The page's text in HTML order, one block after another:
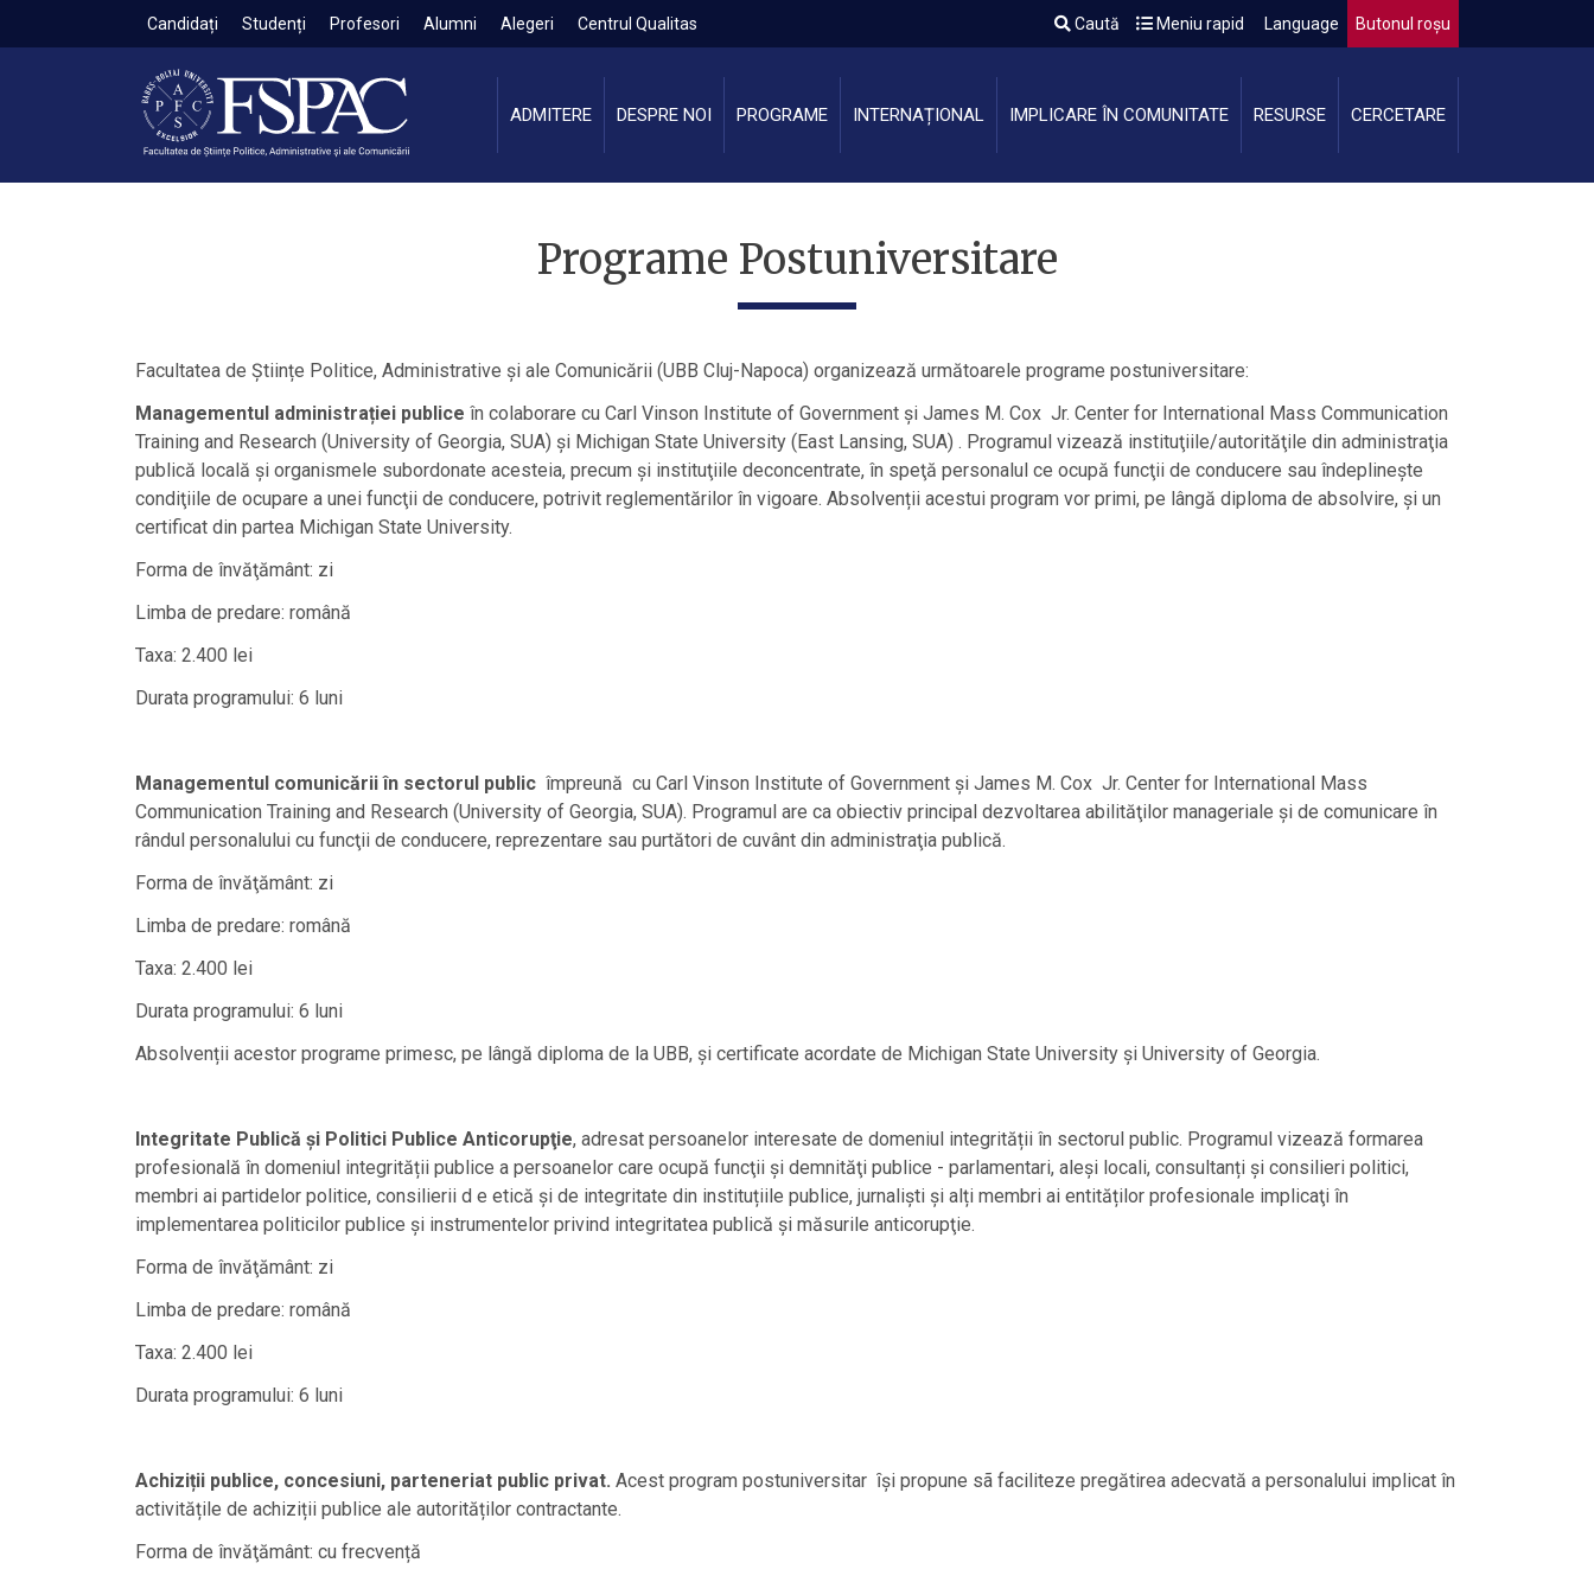
Candidați Studenți Profesori Alumni Alegeri Centrul Qualitas Caută Meniu rapid Language Butonul roșu
ADMITERE DESPRE NOI PROGRAME INTERNAȚIONAL IMPLICARE ÎN COMUNITATE RESURSE CERCETARE
Programe Postuniversitare
Facultatea de Științe Politice, Administrative și ale Comunicării (UBB Cluj-Napoca) organizează următoarele programe postuniversitare:
Managementul administrației publice în colaborare cu Carl Vinson Institute of Government și James M. Cox Jr. Center for International Mass Communication
Training and Research (University of Georgia, SUA) și Michigan State University (East Lansing, SUA) . Programul vizează instituţiile/autorităţile din administraţia
publică locală şi organismele subordonate acesteia, precum şi instituţiile deconcentrate, în speţă personalul ce ocupă funcţii de conducere sau îndeplineşte
condiţiile de ocupare a unei funcţii de conducere, potrivit reglementărilor în vigoare. Absolvenții acestui program vor primi, pe lângă diploma de absolvire, și un
certificat din partea Michigan State University.
Forma de învăţământ: zi
Limba de predare: română
Taxa: 2.400 lei
Durata programului: 6 luni
Managementul comunicării în sectorul public împreună cu Carl Vinson Institute of Government și James M. Cox Jr. Center for International Mass
Communication Training and Research (University of Georgia, SUA). Programul are ca obiectiv principal dezvoltarea abilităţilor manageriale și de comunicare în
rândul personalului cu funcţii de conducere, reprezentare sau purtători de cuvânt din administraţia publică.
Forma de învăţământ: zi
Limba de predare: română
Taxa: 2.400 lei
Durata programului: 6 luni
Absolvenții acestor programe primesc, pe lângă diploma de la UBB, și certificate acordate de Michigan State University și University of Georgia.
Integritate Publică şi Politici Publice Anticorupţie, adresat persoanelor interesate de domeniul integrității în sectorul public. Programul vizează formarea
profesională în domeniul integrității publice a persoanelor care ocupă funcţii şi demnităţi publice - parlamentari, aleşi locali, consultanți și consilieri politici,
membri ai partidelor politice, consilierii d e etică și de integritate din instituțiile publice, jurnaliști și alți membri ai entităților profesionale implicaţi în
implementarea politicilor publice și instrumentelor privind integritatea publică şi măsurile anticorupţie.
Forma de învăţământ: zi
Limba de predare: română
Taxa: 2.400 lei
Durata programului: 6 luni
Achiziții publice, concesiuni, parteneriat public privat. Acest program postuniversitar ȋşi propune sã faciliteze pregătirea adecvată a personalului implicat în
activitățile de achiziții publice ale autorităților contractante.
Forma de învăţământ: cu frecvență